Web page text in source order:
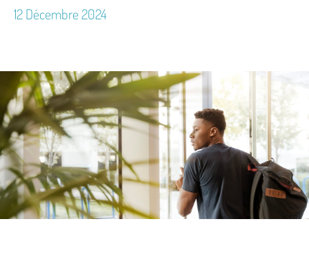
12 Décembre 2024